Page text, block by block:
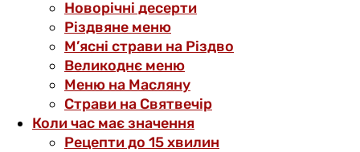
Новорічні десерти
Різдвяне меню
М’ясні страви на Різдво
Великоднє меню
Меню на Масляну
Страви на Святвечір
Коли час має значення
Рецепти до 15 хвилин